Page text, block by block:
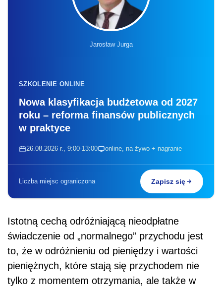
Jarosław Jurga
SZKOLENIE ONLINE
Nowa klasyfikacja budżetowa od 2027
roku – reforma finansów publicznych
w praktyce
26.08.2026 r., 9:00-13:00 online, na żywo + nagranie
Liczba miejsc ograniczona Zapisz się
Istotną cechą odróżniającą nieodpłatne
świadczenie od „normalnego” przychodu jest
to, że w odróżnieniu od pieniędzy i wartości
pieniężnych, które stają się przychodem nie
tylko z momentem otrzymania, ale także w